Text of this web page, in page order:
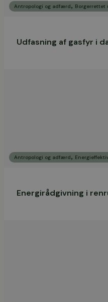
Antropologi og adfærd, Borgerrettet
Udfasning af gasfyr i
Antropologi og adfærd,
Energirådgivning i